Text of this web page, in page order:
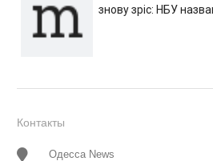
знову зріс: НБУ
Контакты
Одесса News